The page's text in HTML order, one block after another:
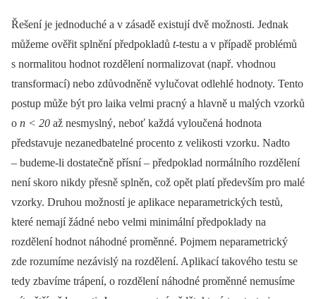
Řešení je jednoduché a v zásadě existují dvě možnosti. Jednak
můžeme ověřit splnění předpokladů t‑testu a v případě problémů
s normalitou hodnot rozdělení normalizovat (např. vhodnou
transformací) nebo zdůvodněně vylučovat odlehlé hodnoty. Tento
postup může být pro laika velmi pracný a hlavně u malých vzorků
o n < 20 až nesmyslný, neboť každá vyloučená hodnota
představuje nezanedbatelné procento z velikosti vzorku. Nadto
–⁠ budeme‑li dostatečně přísní –⁠ předpoklad normálního rozdělení
není skoro nikdy přesně splněn, což opět platí především pro malé
vzorky. Druhou možností je aplikace neparametrických testů,
které nemají žádné nebo velmi minimální předpoklady na
rozdělení hodnot náhodné proměnné. Pojmem neparametrický
zde rozumíme nezávislý na rozdělení. Aplikací takového testu se
tedy zbavíme trápení, o rozdělení náhodné proměnné nemusíme